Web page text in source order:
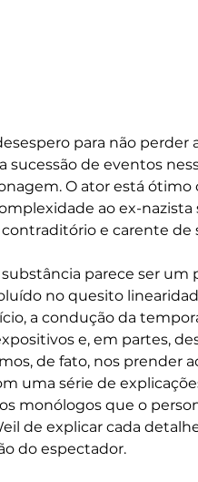
para não perder
sucessão de eventos
O ator está ótimo
ao ex-
e carente de
substância parece ser
no quesito
a condução da
e, em partes,
de fato, nos prender
uma série de
monólogos que o
de explicar cada
do espectador.